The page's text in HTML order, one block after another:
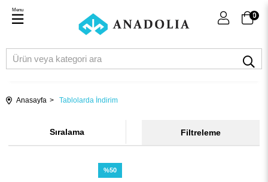
0
Menu
Anasayfa Tablolarda İndirim
Filtreleme
Sıralama
%50